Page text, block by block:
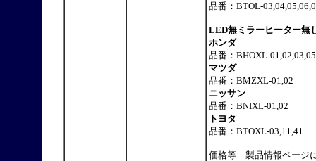
品番：BTOL-
LED無ミラーヒーター無
ホンダ
品番：BHOXL-
マツダ
品番：BMZXL-01,02
ニッサン
品番：BNIXL-01,02
トヨタ
品番：BTOXL-03,11,41
価格等 製品情報ページ